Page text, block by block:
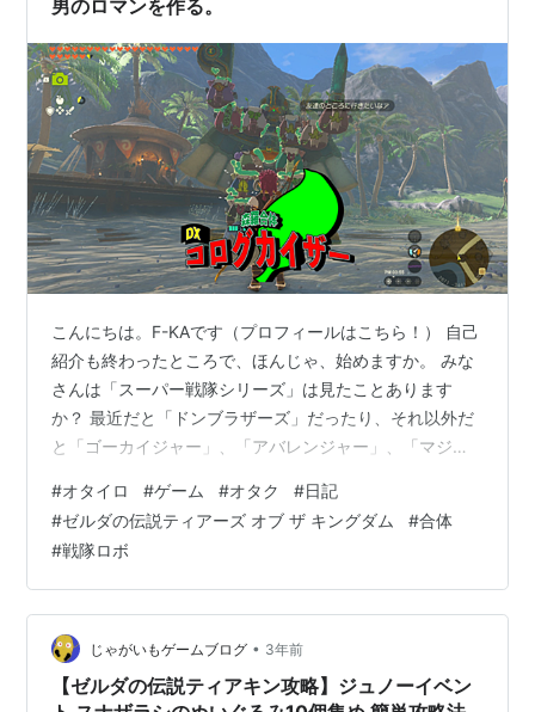
男のロマンを作る。
こんにちは。F-KAです（プロフィールはこちら！） 自己
紹介も終わったところで、ほんじゃ、始めますか。 みな
さんは「スーパー戦隊シリーズ」は見たことあります
か？ 最近だと「ドンブラザーズ」だったり、それ以外だ
と「ゴーカイジャー」、「アバレンジャー」、「マジレ
ー」、「バトルフィーバーJ」だったり・・・。 まあ
「バトルフィーバーJ」はだいぶ古いので見たことない人
の方が多いはずですけども。 で最近筆者もスーパー戦隊
シリーズのある物にハマってまして。 それは・・・ 戦隊
ロボでございます！！ で戦隊ロボの何にハマるかといえ
ばもちろん合体機構でして、戦隊ロボっ…
#オタイロ #ゲーム #オタク #日記
#ゼルダの伝説ティアーズ オブ ザ キングダム #合体
#戦隊ロボ
じゃがいもゲームブログ • 3年前
【ゼルダの伝説ティアキン攻略】ジュノーイベン